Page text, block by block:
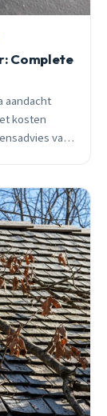
Complete
aandacht
kosten
van